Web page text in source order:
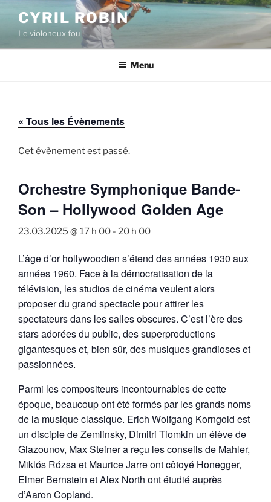
contenu
principal
CYRIL ROBIN
Le violoneux fou !
Menu
« Tous les Évènements
Cet évènement est passé.
Orchestre Symphonique Bande-
Son – Hollywood Golden Age
23.03.2025 @ 17 h 00 - 20 h 00
L’âge d’or hollywoodien s’étend des années 1930 aux
années 1960. Face à la démocratisation de la
télévision, les studios de cinéma veulent alors
proposer du grand spectacle pour attirer les
spectateurs dans les salles obscures. C’est l’ère des
stars adorées du public, des superproductions
gigantesques et, bien sûr, des musiques grandioses et
passionnées.
Parmi les compositeurs incontournables de cette
époque, beaucoup ont été formés par les grands noms
de la musique classique. Erich Wolfgang Korngold est
un disciple de Zemlinsky, Dimitri Tiomkin un élève de
Glazounov, Max Steiner a reçu les conseils de Mahler,
Miklós Rózsa et Maurice Jarre ont côtoyé Honegger,
Elmer Bernstein et Alex North ont étudié auprès
d’Aaron Copland.